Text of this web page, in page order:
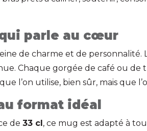
parle au cœur
de charme et de
Chaque gorgée de café ou
l’on utilise, bien sûr, mais que
format idéal
de 33 cl, ce mug est adapté à